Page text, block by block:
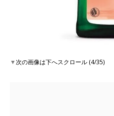
▼次の画像は下へスクロール (4/35)